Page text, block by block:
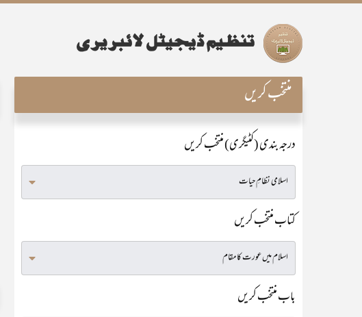
منتخب کریں
درجہ بندی (کٹیگری) منتخب کریں
کتاب منتخب کریں
باب منتخب کریں